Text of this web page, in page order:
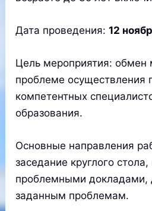
Дата проведения:12
Цель мероприятия: обмен
проблеме осуществления
компетентных
образования.
Основные направления
заседание круглого
проблемными докладами,
заданным проблемам.